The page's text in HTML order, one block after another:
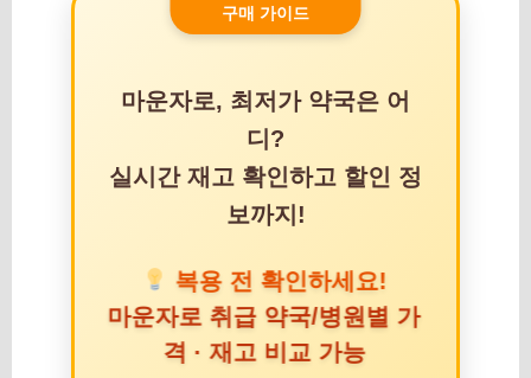
구매 가이드
마운자로, 최저가 약국은 어
디?
실시간 재고 확인하고 할인 정
보까지!
복용 전 확인하세요!
마운자로 취급 약국/병원별 가
격 · 재고 비교 가능